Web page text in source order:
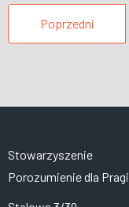
Poprzedni
Stowarzyszenie
Porozumienie dla Pragi